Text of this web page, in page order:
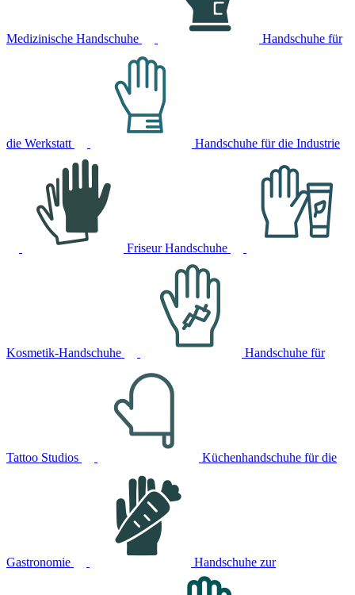
Medizinische Handschuhe Handschuhe für
die Werkstatt Handschuhe für die Industrie
Friseur Handschuhe
Kosmetik-Handschuhe Handschuhe für
Tattoo Studios Küchenhandschuhe für die
Gastronomie Handschuhe zur